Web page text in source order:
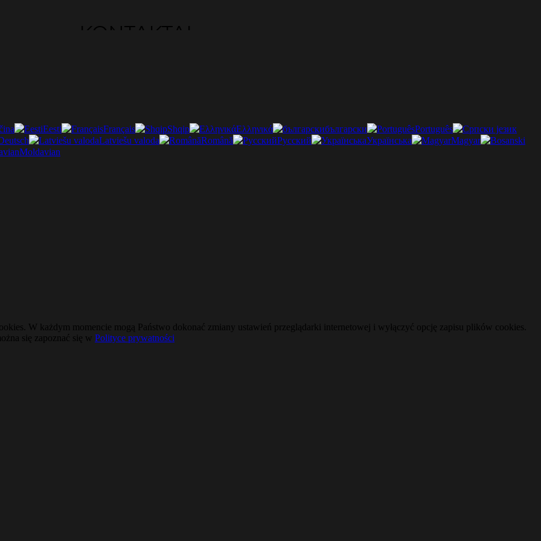
Eesti Français Shqip Ελληνικά български
Português
Latviešu valoda Română Русский Українська
Magyar
Moldavian
KONTAKTAI
W każdym momencie mogą Państwo dokonać zmiany ustawień przeglądarki internetowej i wyłączyć opcję zapisu plików cookies.
się zapoznać się w Polityce prywatności